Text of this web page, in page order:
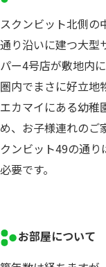
スクンビット北側の
通り沿いに建つ大型
パー4号店が敷地内
圏内でまさに好立地
エカマイにある幼稚
め、お子様連れのご
クンビット49の通
必要です。
お部屋について